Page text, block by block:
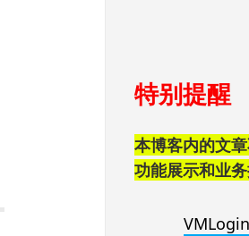
至
脚
特别提醒
本博客内的文
功能展示和业务